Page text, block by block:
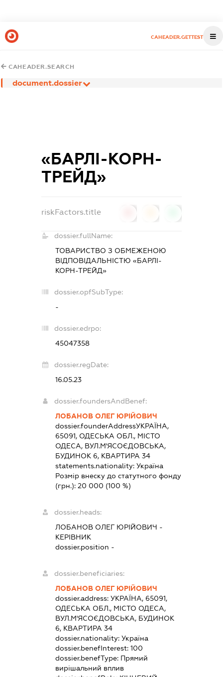
CAHEADER.GETTEST
CAHEADER.SEARCH
document.dossier
«БАРЛІ-КОРН-
ТРЕЙД»
riskFactors.title
dossier.fullName:
ТОВАРИСТВО З ОБМЕЖЕНОЮ
ВІДПОВІДАЛЬНІСТЮ «БАРЛІ-
КОРН-ТРЕЙД»
dossier.opfSubType:
-
dossier.edrpo:
45047358
dossier.regDate:
16.05.23
dossier.foundersAndBenef:
ЛОБАНОВ ОЛЕГ ЮРІЙОВИЧ
dossier.founderAddressУКРАЇНА,
65091, ОДЕСЬКА ОБЛ., МІСТО
ОДЕСА, ВУЛ.М'ЯСОЄДОВСЬКА,
БУДИНОК 6, КВАРТИРА 34
statements.nationality:Україна
Розмір внеску до статутного фонду
(грн.):20 000 (100 %)
dossier.heads:
ЛОБАНОВ ОЛЕГ ЮРІЙОВИЧ -
КЕРІВНИК
dossier.position -
dossier.beneficiaries:
ЛОБАНОВ ОЛЕГ ЮРІЙОВИЧ
dossier.address:УКРАЇНА, 65091,
ОДЕСЬКА ОБЛ., МІСТО ОДЕСА,
ВУЛ.М'ЯСОЄДОВСЬКА, БУДИНОК
6, КВАРТИРА 34
dossier.nationality:Україна
dossier.benefInterest:100
dossier.benefType: Прямий
вирішальний вплив